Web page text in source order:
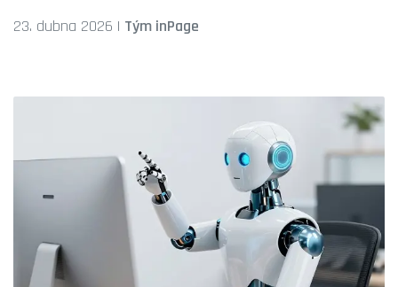
23. dubna 2026 | Tým inPage